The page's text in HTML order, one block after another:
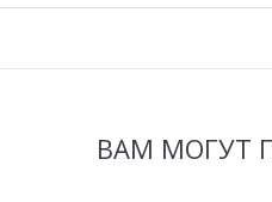
ВАМ МОГУТ